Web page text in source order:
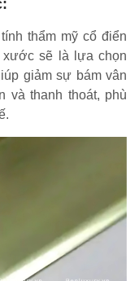
thẩm mỹ cổ điển
xước sẽ là lựa chọn
giảm sự bám vân
và thanh thoát, phù